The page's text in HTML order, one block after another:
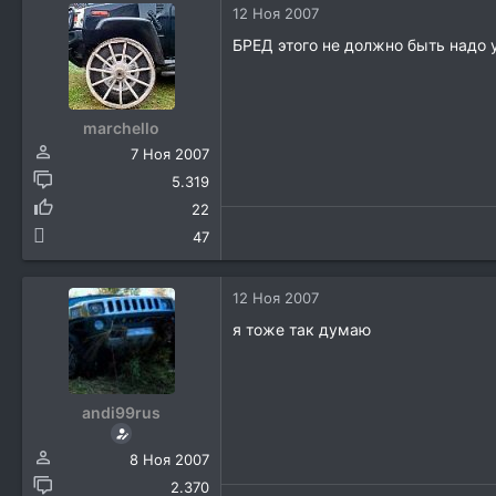
marchello
7 Ноя 2007
5.319
22
47
12 Ноя 2007
БРЕД этого не должно быть надо
andi99rus
8 Ноя 2007
2.370
12 Ноя 2007
я тоже так думаю